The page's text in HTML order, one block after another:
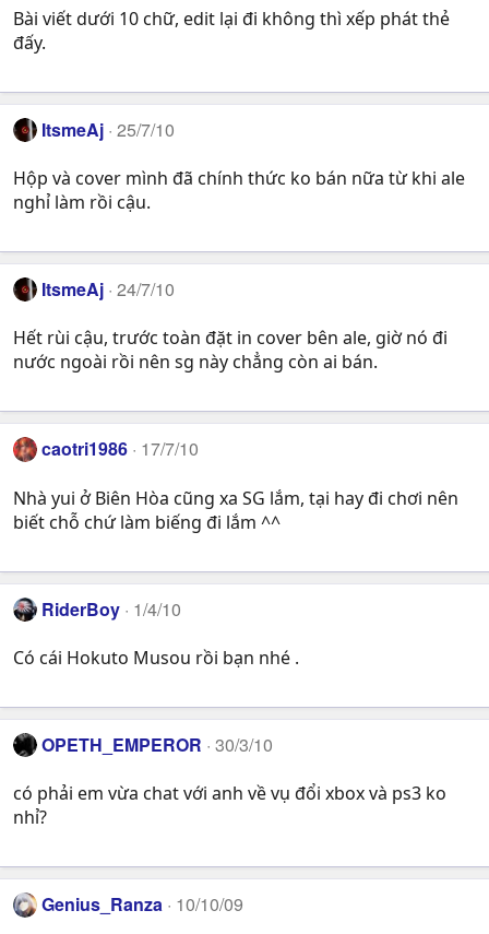
Bài viết dưới 10 chữ, edit lại đi không thì xếp phát thẻ
đấy.
ItsmeAj 25/7/10
Hộp và cover mình đã chính thức ko bán nữa từ khi ale
nghỉ làm rồi cậu.
ItsmeAj 24/7/10
Hết rùi cậu, trước toàn đặt in cover bên ale, giờ nó đi
nước ngoài rồi nên sg này chẳng còn ai bán.
caotri1986 17/7/10
Nhà yui ở Biên Hòa cũng xa SG lắm, tại hay đi chơi nên
biết chỗ chứ làm biếng đi lắm ^^
RiderBoy 1/4/10
Có cái Hokuto Musou rồi bạn nhé .
OPETH_EMPEROR 30/3/10
có phải em vừa chat với anh về vụ đổi xbox và ps3 ko
nhỉ?
Genius_Ranza 10/10/09